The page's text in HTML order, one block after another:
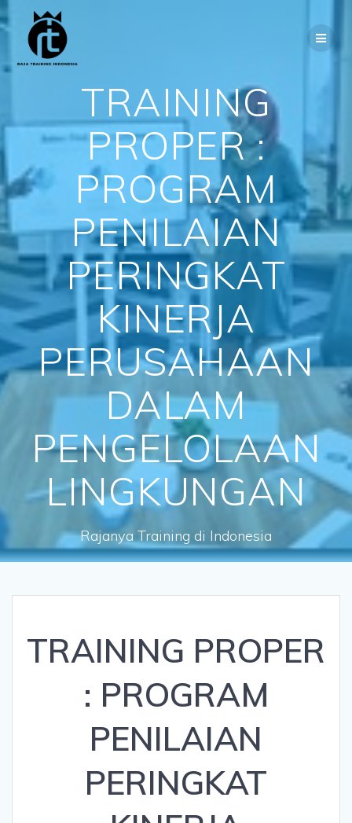
TRAINING
PROPER :
PROGRAM
PENILAIAN
PERINGKAT
KINERJA
PERUSAHAAN
DALAM
PENGELOLAAN
LINGKUNGAN
Rajanya Training di Indonesia
TRAINING PROPER
: PROGRAM
PENILAIAN
PERINGKAT